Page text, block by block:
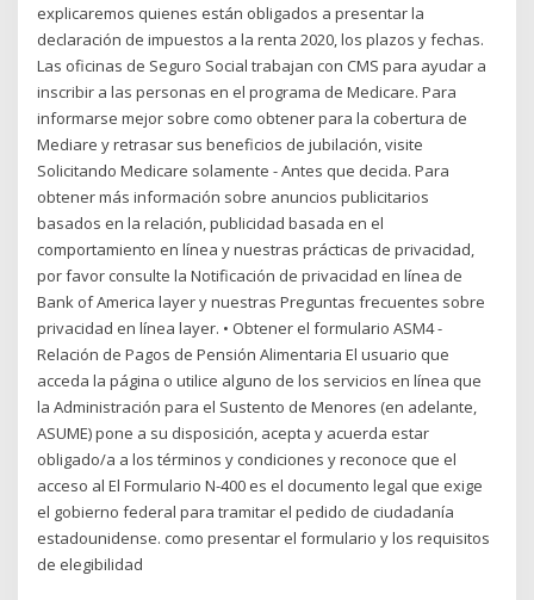
explicaremos quienes están obligados a presentar la
declaración de impuestos a la renta 2020, los plazos y fechas.
Las oficinas de Seguro Social trabajan con CMS para ayudar a
inscribir a las personas en el programa de Medicare. Para
informarse mejor sobre como obtener para la cobertura de
Mediare y retrasar sus beneficios de jubilación, visite
Solicitando Medicare solamente - Antes que decida. Para
obtener más información sobre anuncios publicitarios
basados en la relación, publicidad basada en el
comportamiento en línea y nuestras prácticas de privacidad,
por favor consulte la Notificación de privacidad en línea de
Bank of America layer y nuestras Preguntas frecuentes sobre
privacidad en línea layer. • Obtener el formulario ASM4 -
Relación de Pagos de Pensión Alimentaria El usuario que
acceda la página o utilice alguno de los servicios en línea que
la Administración para el Sustento de Menores (en adelante,
ASUME) pone a su disposición, acepta y acuerda estar
obligado/a a los términos y condiciones y reconoce que el
acceso al El Formulario N-400 es el documento legal que exige
el gobierno federal para tramitar el pedido de ciudadanía
estadounidense. como presentar el formulario y los requisitos
de elegibilidad